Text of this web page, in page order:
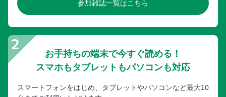
参加雑誌一覧はこちら
お手持ちの端末で今すぐ読める！
スマホもタブレットもパソコンも対応
スマートフォンをはじめ、タブレットやパソコンなど最大10